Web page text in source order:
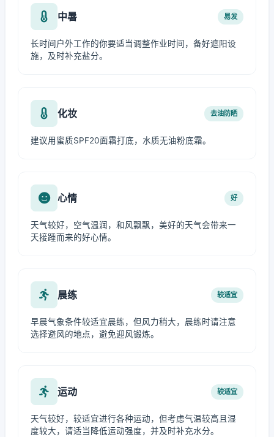
中暑 易发
长时间户外工作的你要适当调整作业时间，备好遮阳设
施，及时补充盐分。
化妆 去油防晒
建议用蜜质SPF20面霜打底，水质无油粉底霜。
心情 好
天气较好，空气温润，和风飘飘，美好的天气会带来一
天接踵而来的好心情。
晨练 较适宜
早晨气象条件较适宜晨练，但风力稍大，晨练时请注意
选择避风的地点，避免迎风锻炼。
运动 较适宜
天气较好，较适宜进行各种运动，但考虑气温较高且湿
度较大，请适当降低运动强度，并及时补充水分。